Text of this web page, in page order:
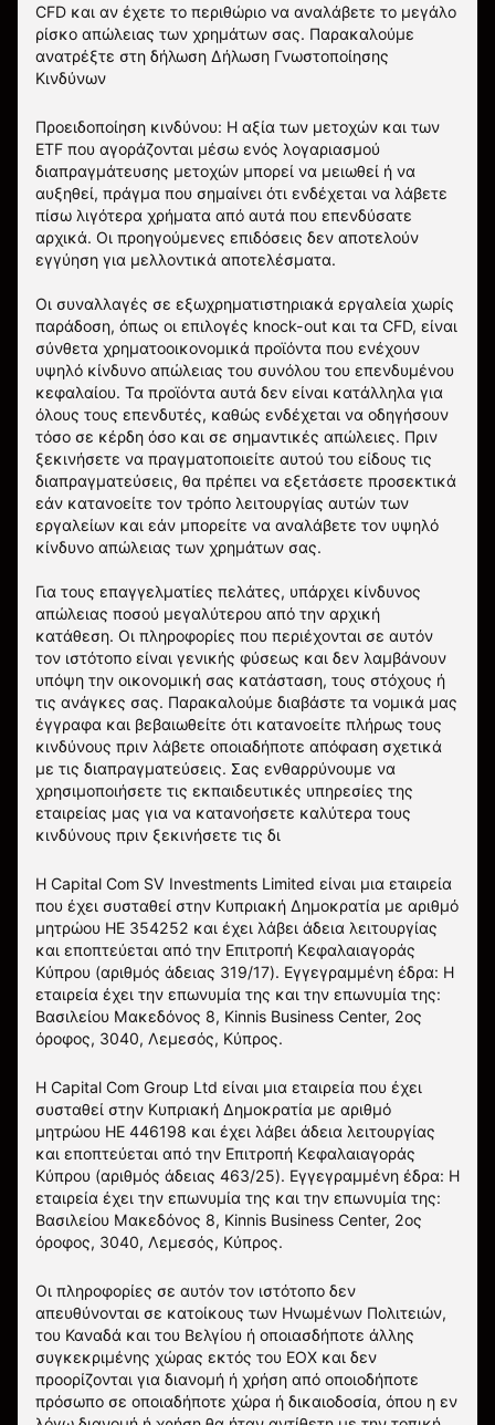
CFD και αν έχετε το περιθώριο να αναλάβετε το μεγάλο
ρίσκο απώλειας των χρημάτων σας. Παρακαλούμε
ανατρέξτε στη δήλωση Δήλωση Γνωστοποίησης
Κινδύνων
Προειδοποίηση κινδύνου: Η αξία των μετοχών και των
ETF που αγοράζονται μέσω ενός λογαριασμού
διαπραγμάτευσης μετοχών μπορεί να μειωθεί ή να
αυξηθεί, πράγμα που σημαίνει ότι ενδέχεται να λάβετε
πίσω λιγότερα χρήματα από αυτά που επενδύσατε
αρχικά. Οι προηγούμενες επιδόσεις δεν αποτελούν
εγγύηση για μελλοντικά αποτελέσματα.
Οι συναλλαγές σε εξωχρηματιστηριακά εργαλεία χωρίς
παράδοση, όπως οι επιλογές knock-out και τα CFD, είναι
σύνθετα χρηματοοικονομικά προϊόντα που ενέχουν
υψηλό κίνδυνο απώλειας του συνόλου του επενδυμένου
κεφαλαίου. Τα προϊόντα αυτά δεν είναι κατάλληλα για
όλους τους επενδυτές, καθώς ενδέχεται να οδηγήσουν
τόσο σε κέρδη όσο και σε σημαντικές απώλειες. Πριν
ξεκινήσετε να πραγματοποιείτε αυτού του είδους τις
διαπραγματεύσεις, θα πρέπει να εξετάσετε προσεκτικά
εάν κατανοείτε τον τρόπο λειτουργίας αυτών των
εργαλείων και εάν μπορείτε να αναλάβετε τον υψηλό
κίνδυνο απώλειας των χρημάτων σας.
Για τους επαγγελματίες πελάτες, υπάρχει κίνδυνος
απώλειας ποσού μεγαλύτερου από την αρχική
κατάθεση. Οι πληροφορίες που περιέχονται σε αυτόν
τον ιστότοπο είναι γενικής φύσεως και δεν λαμβάνουν
υπόψη την οικονομική σας κατάσταση, τους στόχους ή
τις ανάγκες σας. Παρακαλούμε διαβάστε τα νομικά μας
έγγραφα και βεβαιωθείτε ότι κατανοείτε πλήρως τους
κινδύνους πριν λάβετε οποιαδήποτε απόφαση σχετικά
με τις διαπραγματεύσεις. Σας ενθαρρύνουμε να
χρησιμοποιήσετε τις εκπαιδευτικές υπηρεσίες της
εταιρείας μας για να κατανοήσετε καλύτερα τους
κινδύνους πριν ξεκινήσετε τις δι
Η Capital Com SV Investments Limited είναι μια εταιρεία
που έχει συσταθεί στην Κυπριακή Δημοκρατία με αριθμό
μητρώου HE 354252 και έχει λάβει άδεια λειτουργίας
και εποπτεύεται από την Επιτροπή Κεφαλαιαγοράς
Κύπρου (αριθμός άδειας 319/17). Εγγεγραμμένη έδρα: Η
εταιρεία έχει την επωνυμία της και την επωνυμία της:
Βασιλείου Μακεδόνος 8, Kinnis Business Center, 2ος
όροφος, 3040, Λεμεσός, Κύπρος.
Η Capital Com Group Ltd είναι μια εταιρεία που έχει
συσταθεί στην Κυπριακή Δημοκρατία με αριθμό
μητρώου ΗΕ 446198 και έχει λάβει άδεια λειτουργίας
και εποπτεύεται από την Επιτροπή Κεφαλαιαγοράς
Κύπρου (αριθμός άδειας 463/25). Εγγεγραμμένη έδρα: Η
εταιρεία έχει την επωνυμία της και την επωνυμία της:
Βασιλείου Μακεδόνος 8, Kinnis Business Center, 2ος
όροφος, 3040, Λεμεσός, Κύπρος.
Οι πληροφορίες σε αυτόν τον ιστότοπο δεν
απευθύνονται σε κατοίκους των Ηνωμένων Πολιτειών,
του Καναδά και του Βελγίου ή οποιασδήποτε άλλης
συγκεκριμένης χώρας εκτός του ΕΟΧ και δεν
προορίζονται για διανομή ή χρήση από οποιοδήποτε
πρόσωπο σε οποιαδήποτε χώρα ή δικαιοδοσία, όπου η εν